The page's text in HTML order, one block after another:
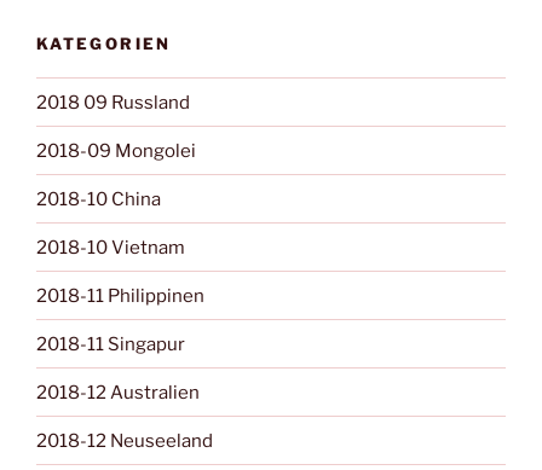
KATEGORIEN
2018 09 Russland
2018-09 Mongolei
2018-10 China
2018-10 Vietnam
2018-11 Philippinen
2018-11 Singapur
2018-12 Australien
2018-12 Neuseeland